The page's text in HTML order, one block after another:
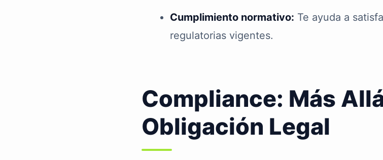
Cumplimiento normativo: Te ayuda a
regulatorias vigentes.
Compliance: Más
Obligación Legal